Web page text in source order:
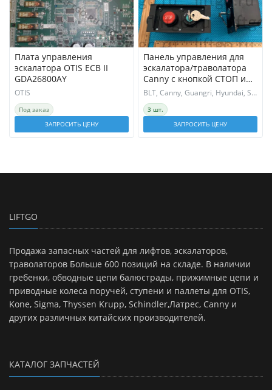
Плата управления
эскалатора OTIS ECB II
GDA26800AY
OTIS
Под заказ
ЗАПРОСИТЬ ЦЕНУ
Панель управления для
эскалатора/траволатора
Canny с кнопкой СТОП и
ключевиной // Блок
аварийной остановки и
запуска
BLT, Canny, Guangri, Hyundai, Schindler, XIZI OTIS
3 шт.
ЗАПРОСИТЬ ЦЕНУ
LIFTGO
Продажа запасных частей для лифтов, эскалаторов,
траволаторов Больше 600 позиций на складе. В наличии
гребенки, обводные цепи балюстрады, прижимные цепи и
приводные колеса поручей, ступени и паллеты для OTIS,
Kone, Sigma, Thyssen Krupp, Schindler,Латрес, Canny и
других различных китайских производителей.
КАТАЛОГ ЗАПЧАСТЕЙ